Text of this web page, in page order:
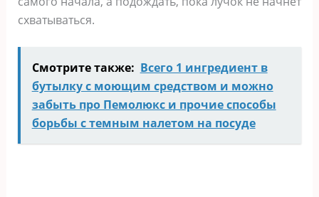
схватываться.
Смотрите также: Всего 1 ингредиент в
бутылку с моющим средством и можно
забыть про Пемолюкс и прочие способы
борьбы с темным налетом на посуде